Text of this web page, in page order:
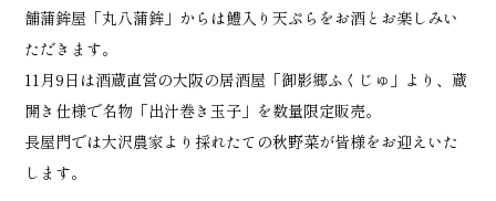
舗蒲鉾屋「丸八蒲鉾」からは鱧入り天ぷらをお酒とお楽しみい
ただきます。
11月9日は酒蔵直営の大阪の居酒屋「御影郷ふくじゅ」より、蔵
開き仕様で名物「出汁巻き玉子」を数量限定販売。
長屋門では大沢農家より採れたての秋野菜が皆様をお迎えいた
します。